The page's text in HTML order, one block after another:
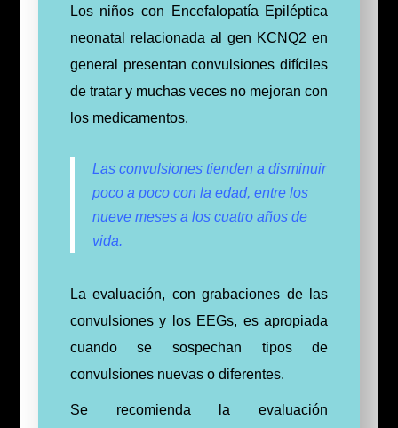
Los niños con Encefalopatía Epiléptica
neonatal relacionada al gen KCNQ2 en
general presentan convulsiones difíciles
de tratar y muchas veces no mejoran con
los medicamentos.
Las convulsiones tienden a disminuir
poco a poco con la edad, entre los
nueve meses a los cuatro años de
vida.
La evaluación, con grabaciones de las
convulsiones y los EEGs, es apropiada
cuando se sospechan tipos de
convulsiones nuevas o diferentes.
Se recomienda la evaluación